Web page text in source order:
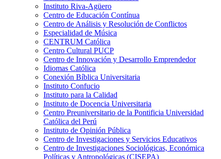
Instituto Riva-Agüero
Centro de Educación Contínua
Centro de Análisis y Resolución de Conflictos
Especialidad de Música
CENTRUM Católica
Centro Cultural PUCP
Centro de Innovación y Desarrollo Emprendedor
Idiomas Católica
Conexión Bíblica Universitaria
Instituto Confucio
Instituto para la Calidad
Instituto de Docencia Universitaria
Centro Preuniversitario de la Pontificia Universidad
Católica del Perú
Instituto de Opinión Pública
Centro de Investigaciones y Servicios Educativos
Centro de Investigaciones Sociológicas, Económica
Políticas y Antropológicas (CISEPA)